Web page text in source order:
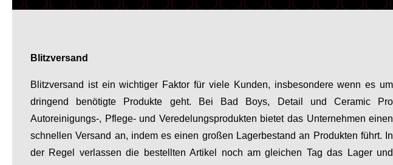
Blitzversand
Blitzversand ist ein wichtiger Faktor für viele Kunden, insbesondere wenn es um
dringend benötigte Produkte geht. Bei Bad Boys, Detail und Ceramic Pro
Autoreinigungs-, Pflege- und Veredelungsprodukten bietet das Unternehmen einen
schnellen Versand an, indem es einen großen Lagerbestand an Produkten führt. In
der Regel verlassen die bestellten Artikel noch am gleichen Tag das Lager und